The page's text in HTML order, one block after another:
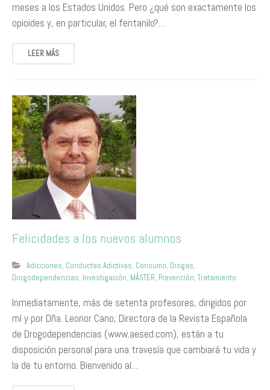
meses a los Estados Unidos. Pero ¿qué son exactamente los
opioides y, en particular, el fentanilo?…
LEER MÁS
Felicidades a los nuevos alumnos
Adicciones, Conductas Adictivas, Consumo, Drogas,
Drogodependencias, Investigación, MÁSTER, Prevención, Tratamiento
Inmediatamente, más de setenta profesores, dirigidos por
mí y por Dña. Leonor Cano, Directora de la Revista Española
de Drogodependencias (www.aesed.com), están a tu
disposición personal para una travesía que cambiará tu vida y
la de tu entorno. Bienvenido al…